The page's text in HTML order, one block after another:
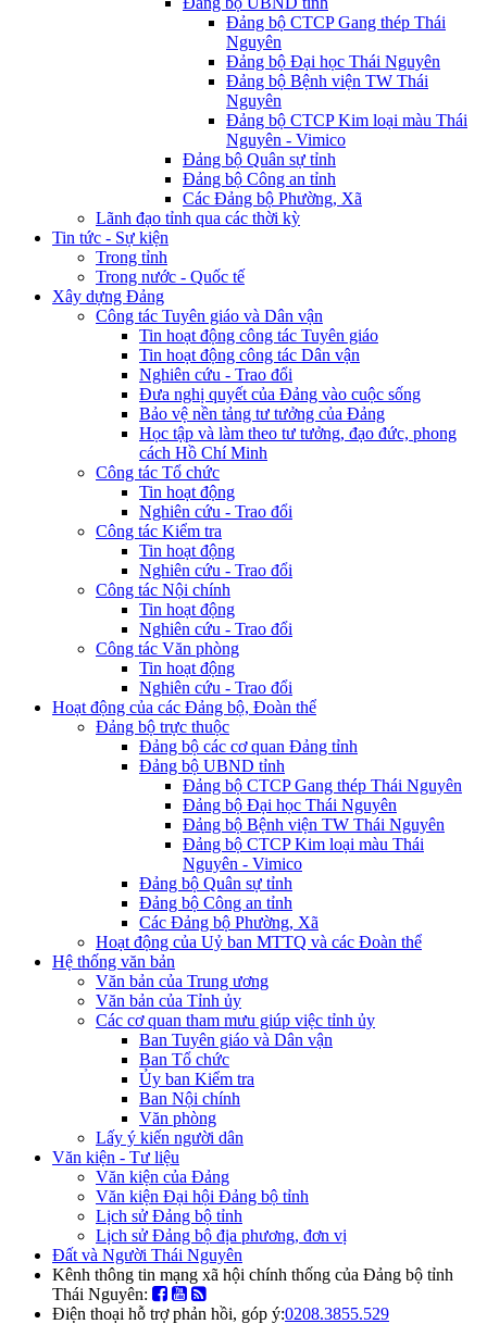
Đảng bộ CTCP Gang thép Thái
Nguyên
Đảng bộ Đại học Thái Nguyên
Đảng bộ Bệnh viện TW Thái
Nguyên
Đảng bộ CTCP Kim loại màu Thái
Nguyên - Vimico
Đảng bộ Quân sự tỉnh
Đảng bộ Công an tỉnh
Các Đảng bộ Phường, Xã
Lãnh đạo tỉnh qua các thời kỳ
Tin tức - Sự kiện
Trong tỉnh
Trong nước - Quốc tế
Xây dựng Đảng
Công tác Tuyên giáo và Dân vận
Tin hoạt động công tác Tuyên giáo
Tin hoạt động công tác Dân vận
Nghiên cứu - Trao đổi
Đưa nghị quyết của Đảng vào cuộc sống
Bảo vệ nền tảng tư tưởng của Đảng
Học tập và làm theo tư tưởng, đạo đức, phong
cách Hồ Chí Minh
Công tác Tổ chức
Tin hoạt động
Nghiên cứu - Trao đổi
Công tác Kiểm tra
Tin hoạt động
Nghiên cứu - Trao đổi
Công tác Nội chính
Tin hoạt động
Nghiên cứu - Trao đổi
Công tác Văn phòng
Tin hoạt động
Nghiên cứu - Trao đổi
Hoạt động của các Đảng bộ, Đoàn thể
Đảng bộ trực thuộc
Đảng bộ các cơ quan Đảng tỉnh
Đảng bộ UBND tỉnh
Đảng bộ CTCP Gang thép Thái Nguyên
Đảng bộ Đại học Thái Nguyên
Đảng bộ Bệnh viện TW Thái Nguyên
Đảng bộ CTCP Kim loại màu Thái
Nguyên - Vimico
Đảng bộ Quân sự tỉnh
Đảng bộ Công an tỉnh
Các Đảng bộ Phường, Xã
Hoạt động của Uỷ ban MTTQ và các Đoàn thể
Hệ thống văn bản
Văn bản của Trung ương
Văn bản của Tỉnh ủy
Các cơ quan tham mưu giúp việc tỉnh ủy
Ban Tuyên giáo và Dân vận
Ban Tổ chức
Ủy ban Kiểm tra
Ban Nội chính
Văn phòng
Lấy ý kiến người dân
Văn kiện - Tư liệu
Văn kiện của Đảng
Văn kiện Đại hội Đảng bộ tỉnh
Lịch sử Đảng bộ tỉnh
Lịch sử Đảng bộ địa phương, đơn vị
Đất và Người Thái Nguyên
Kênh thông tin mạng xã hội chính thống của Đảng bộ tỉnh
Thái Nguyên:
Điện thoại hỗ trợ phản hồi, góp ý:0208.3855.529